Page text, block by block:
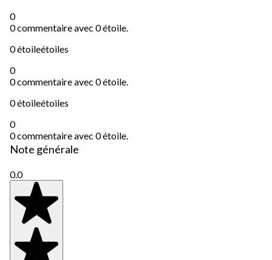
0
0 commentaire avec 0 étoile.
0 étoileétoiles
0
0 commentaire avec 0 étoile.
0 étoileétoiles
0
0 commentaire avec 0 étoile.
Note générale
0.0